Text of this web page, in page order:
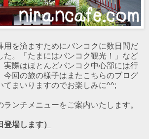
用を済ますためにバンコクに数日間だ
た。「たまにはバンコク観光！」など
実際はほとんどバンコク中心部には行
今回の旅の様子はまたこちらのブログ
てまいりますのでお楽しみに^^;
ンチメニューをご案内いたします。
場します）